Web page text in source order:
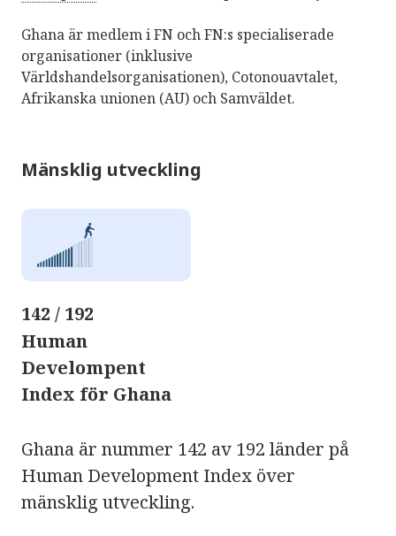
Ghana är medlem i FN och FN:s specialiserade
organisationer (inklusive
Världshandelsorganisationen), Cotonouavtalet,
Afrikanska unionen (AU) och Samväldet.
Mänsklig utveckling
142 / 192
Human
Develompent
Index för Ghana
Ghana är nummer 142 av 192 länder på
Human Development Index över
mänsklig utveckling.